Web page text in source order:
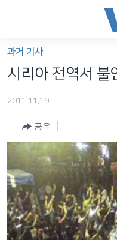
가
능
인
콘
텐
츠
로
이
동
VOD
라디오
프로그램
주파수 안내
FOLLOW US
언어 선택
과거 기사
시리아 전역서
2011.11.19
공유